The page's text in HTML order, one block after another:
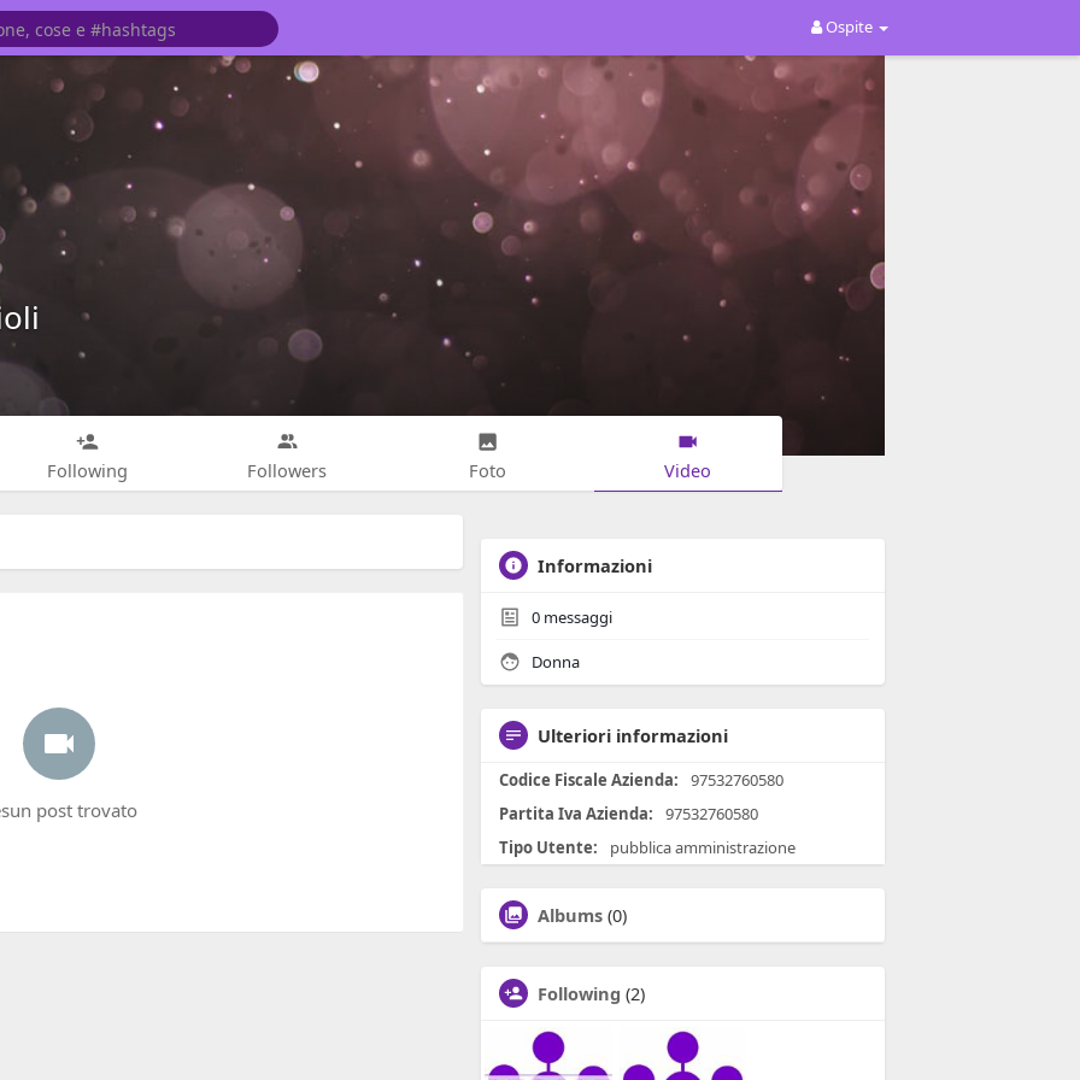
Ospite
Following Followers Foto Video
post trovato
Informazioni
0 messaggi
Donna
Ulteriori informazioni
Codice Fiscale Azienda:
97532760580
Partita Iva Azienda:
97532760580
Tipo Utente:
pubblica amministrazione
Albums (0)
Following (2)